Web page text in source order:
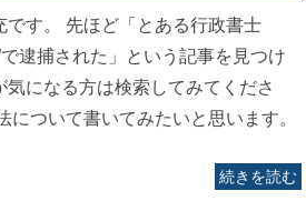
です。 先ほど「とある行政書士
逮捕された」という記事を見つけ
気になる方は検索してみてくださ
について書いてみたいと思います。
続きを読む